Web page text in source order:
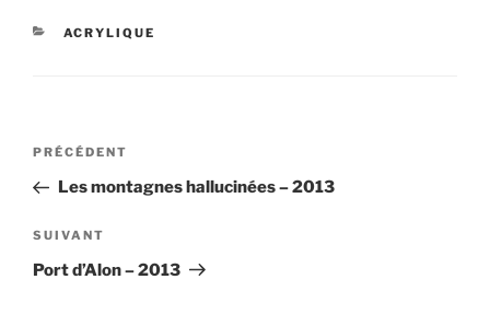
CATÉGORIES
ACRYLIQUE
Navigation
l’article
Article
précédent
PRÉCÉDENT
Les montagnes hallucinées – 2013
Article
suivant
SUIVANT
Port d’Alon – 2013